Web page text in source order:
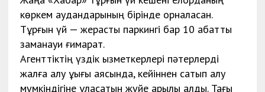
көркем аудандарының бірінде орналасқан.
Тұрғын үй — жерасты паркингі бар 10 қабатты
заманауи ғимарат.
Агенттіктің үздік қызметкерлері пәтерлерді
жалға алу құқығы аясында, кейіннен сатып алу
мүмкіндігіне ұласатын жүйе арқылы алды. Тағы